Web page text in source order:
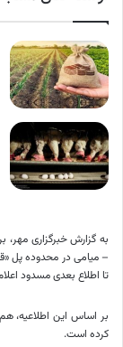
به گزارش خبرگزاری
– میامی در محدوده پل
تا اطلاع بعدی مسدود
بر اساس این اطلاعیه،
کرده است.